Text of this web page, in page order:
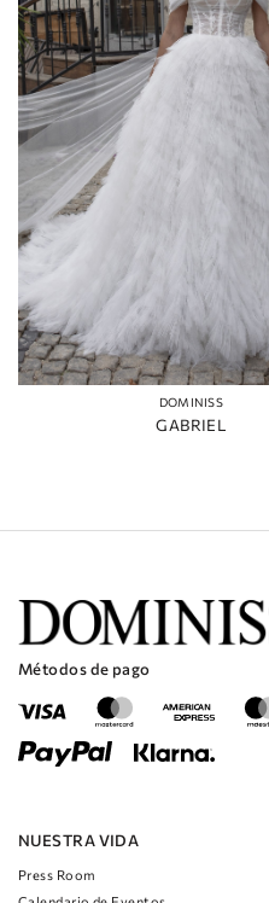
DOMINISS
GABRIEL
NUESTRA VIDA
Press Room
Métodos de pago